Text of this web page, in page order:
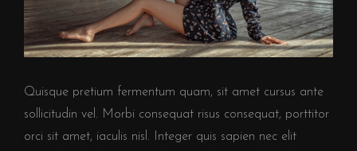
Quisque pretium fermentum quam, sit amet cursus ante
sollicitudin vel. Morbi consequat risus consequat, porttitor
orci sit amet, iaculis nisl. Integer quis sapien nec elit